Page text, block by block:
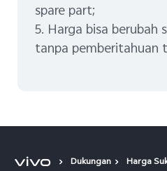
spare part;
5. Harga bisa
tanpa pemberitahuan
Dukungan Harga